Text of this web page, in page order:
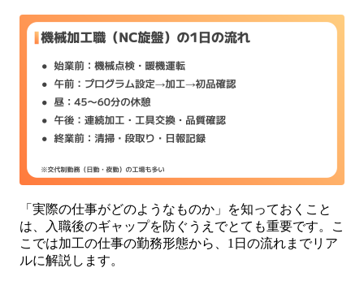
「実際の仕事がどのようなものか」を知っておくこと
は、入職後のギャップを防ぐうえでとても重要です。こ
こでは加工の仕事の勤務形態から、1日の流れまでリア
ルに解説します。